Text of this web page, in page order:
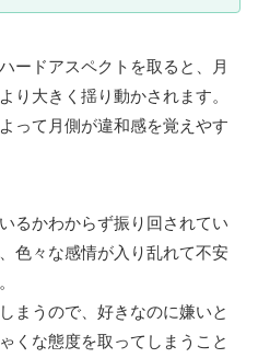
ードアスペクトを取ると、月
り大きく揺り動かされます。
って月側が違和感を覚えやす
るかわからず振り回されてい
色々な感情が入り乱れて不安
まうので、好きなのに嫌いと
くな態度を取ってしまうこと